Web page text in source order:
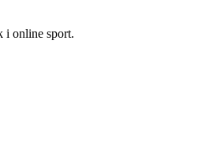
i online sport.